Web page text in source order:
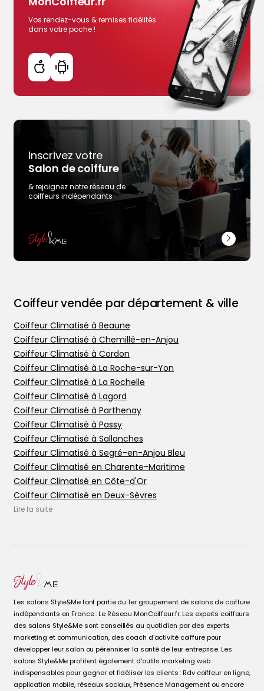
Trouver votre coiffeur
L’application
Ajouter votre salon
Plus d'infos Rendez-vous en ligne
Voir la page des coiffeurs de La Roche-sur-Yon
Vos rendez-vous & remises fidélités
dans votre poche !
Inscrivez votre
Salon de coiffure
& rejoignez notre réseau de
coiffeurs indépendants
Coiffeur vendée par département & ville
Coiffeur Climatisé à Beaune
Coiffeur Climatisé à Chemillé-en-Anjou
Coiffeur Climatisé à Cordon
Coiffeur Climatisé à La Roche-sur-Yon
Coiffeur Climatisé à La Rochelle
Coiffeur Climatisé à Lagord
Coiffeur Climatisé à Parthenay
Coiffeur Climatisé à Passy
Coiffeur Climatisé à Sallanches
Coiffeur Climatisé à Segré-en-Anjou Bleu
Coiffeur Climatisé en Charente-Maritime
Coiffeur Climatisé en Côte-d'Or
Coiffeur Climatisé en Deux-Sèvres
Coiffeur Climatisé en Haute-Savoie
Lire la suite
Les salons Style&Me font partie du 1er groupement de salons de coiffure
indépendants en France : Le Réseau MonCoiffeur.fr. Les experts coiffeurs
des salons Style&Me sont conseillés au quotidien par des experts
marketing et communication, des coach d'activité coiffure pour
développer leur salon ou pérenniser la santé de leur entreprise. Les
salons Style&Me profitent également d'outils marketing web
indispensables pour gagner et fidéliser les clients : Rdv coiffeur en ligne,
application mobile, réseaux sociaux, Présence Management ou encore